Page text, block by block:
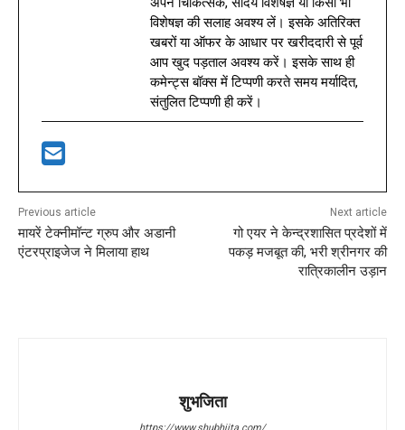
विशेषज्ञ की सलाह अवश्य लें। इसके अतिरिक्त
खबरों या ऑफर के आधार पर खरीददारी से पूर्व
आप खुद पड़ताल अवश्य करें। इसके साथ ही
कमेन्ट्स बॉक्स में टिप्पणी करते समय मर्यादित,
संतुलित टिप्पणी ही करें।
Previous article
मायरें टेक्नीमॉन्ट ग्रुप और अडानी
एंटरप्राइजेज ने मिलाया हाथ
Next article
गो एयर ने केन्द्रशासित प्रदेशों में
पकड़ मजबूत की, भरी श्रीनगर की
रात्रिकालीन उड़ान
शुभजिता